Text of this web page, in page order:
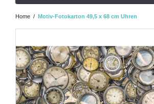
Home / Motiv-Fotokarton 49,5 x 68 cm Uhren